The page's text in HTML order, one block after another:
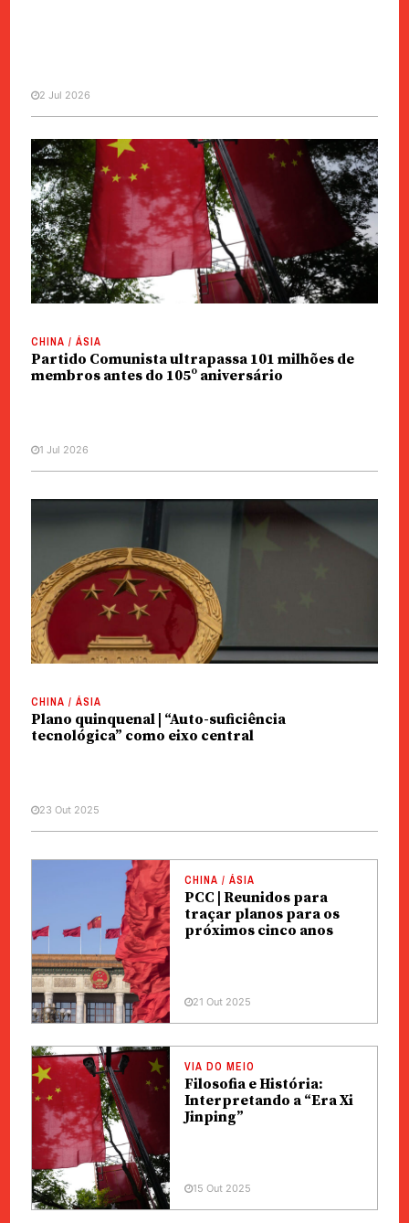
MANCHETE POLÍTICA
PCC | Xi exige integração de
Macau no desenvolvimento
nacional
2 Jul 2026
CHINA / ÁSIA
Partido Comunista ultrapassa 101 milhões de
membros antes do 105º aniversário
1 Jul 2026
CHINA / ÁSIA
Plano quinquenal | “Auto-suficiência
tecnológica” como eixo central
23 Out 2025
CHINA / ÁSIA
PCC | Reunidos para
traçar planos para os
próximos cinco anos
21 Out 2025
VIA DO MEIO
Filosofia e História:
Interpretando a “Era Xi
Jinping”
15 Out 2025